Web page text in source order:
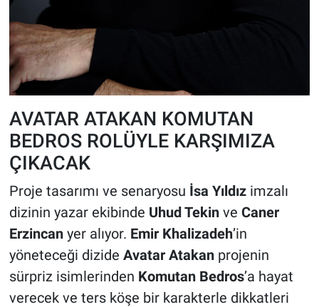
AVATAR ATAKAN KOMUTAN
BEDROS ROLÜYLE KARŞIMIZA
ÇIKACAK
Proje tasarımı ve senaryosu İsa Yıldızimzalı
dizinin yazar ekibinde Uhud Tekinve Caner
Erzincan yer alıyor. Emir Khalizadeh’in
yöneteceği dizide Avatar Atakanprojenin
sürpriz isimlerinden Komutan Bedros’a hayat
verecek ve ters köşe bir karakterle dikkatleri